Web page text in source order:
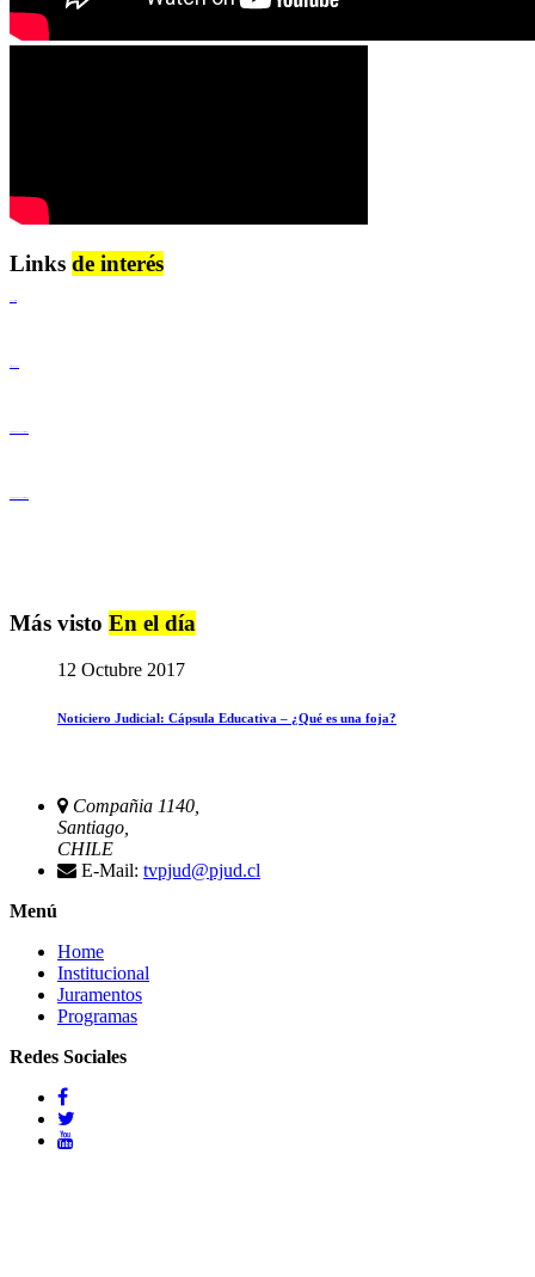
Links de interés
Más visto En el día
12 Octubre 2017
Noticiero Judicial: Cápsula Educativa – ¿Qué es una foja?
Compañia 1140,
Santiago,
CHILE
E-Mail: tvpjud@pjud.cl
Menú
Home
Institucional
Juramentos
Programas
Redes Sociales